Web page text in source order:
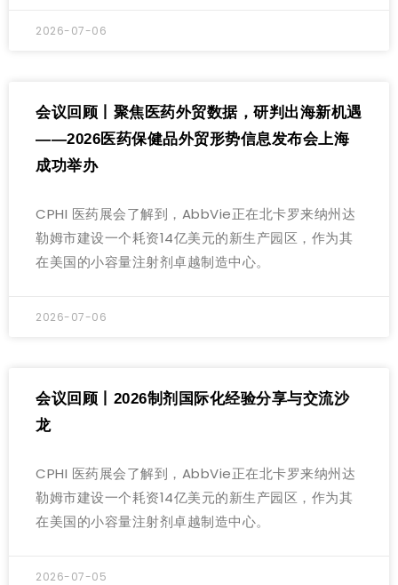
2026-07-06
会议回顾丨聚焦医药外贸数据，研判出海新机遇
——2026医药保健品外贸形势信息发布会上海
成功举办
CPHI 医药展会了解到，AbbVie正在北卡罗来纳州达
勒姆市建设一个耗资14亿美元的新生产园区，作为其
在美国的小容量注射剂卓越制造中心。
2026-07-06
会议回顾丨2026制剂国际化经验分享与交流沙
龙
CPHI 医药展会了解到，AbbVie正在北卡罗来纳州达
勒姆市建设一个耗资14亿美元的新生产园区，作为其
在美国的小容量注射剂卓越制造中心。
2026-07-05